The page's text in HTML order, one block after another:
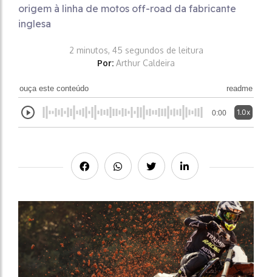
origem à linha de motos off-road da fabricante
inglesa
2 minutos, 45 segundos de leitura
Por: Arthur Caldeira
ouça este conteúdo readme
0:00 1.0x